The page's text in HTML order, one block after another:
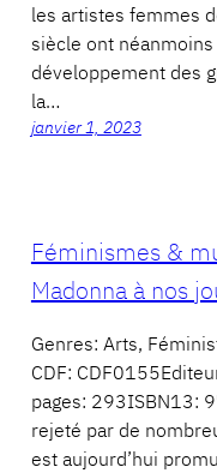
les artistes femmes
siècle ont
développement des
la…
janvier 1, 2023
Féminismes &
Madonna à nos
Genres: Arts,
CDF:
pages: 293ISBN13:
rejeté par de
est aujourd’hui